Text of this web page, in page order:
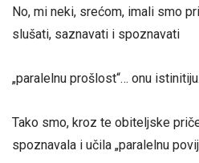
No, mi neki, srećom, imali smo
slušati, saznavati i spoznavati
„paralelnu prošlost“… onu
Tako smo, kroz te obiteljske
spoznavala i učila „paralelnu